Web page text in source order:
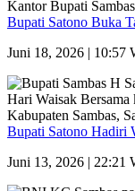
Bupati Satono Buka
Juni 18, 2026 | 10:57
Bupati Satono Hadiri
Juni 13, 2026 | 22:21